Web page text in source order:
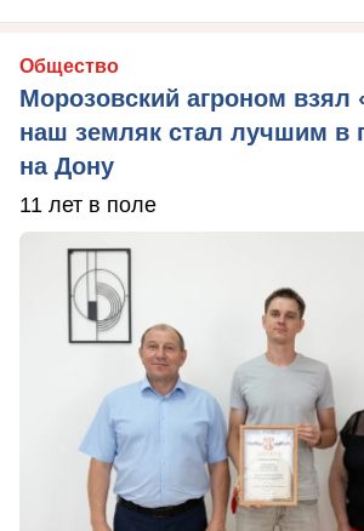
Общество
Морозовский агроном взял
наш земляк стал лучшим в
на Дону
11 лет в поле